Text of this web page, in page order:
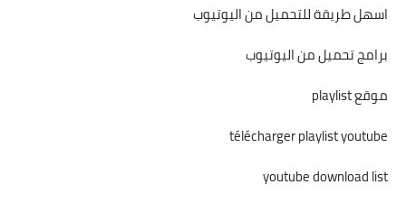
اسهل طريقة للتحميل من اليوتيوب
برامج تحميل من اليوتيوب
موقع playlist
télécharger playlist youtube
youtube download list